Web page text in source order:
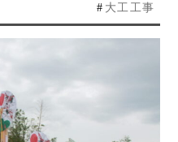
# 大工工事